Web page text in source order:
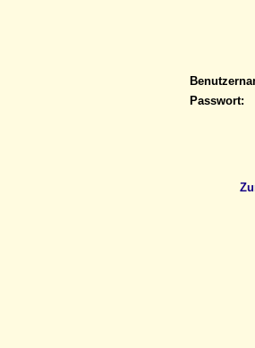
Passwort: